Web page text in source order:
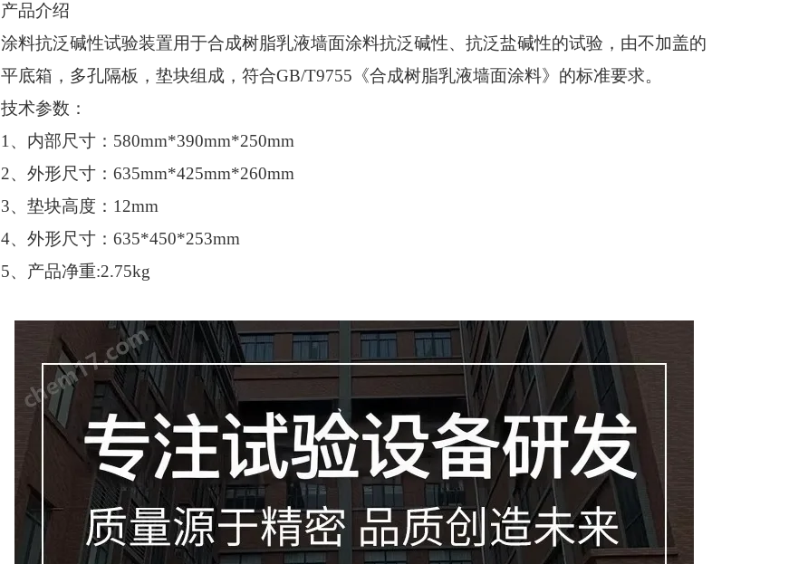
产品介绍
涂料抗泛碱性试验装置用于合成树脂乳液墙面涂料抗泛碱性、抗泛盐碱性的试验，由不加盖的
平底箱，多孔隔板，垫块组成，符合GB/T9755《合成树脂乳液墙面涂料》的标准要求。
技术参数：
1、内部尺寸：580mm*390mm*250mm
2、外形尺寸：635mm*425mm*260mm
3、垫块高度：12mm
4、外形尺寸：635*450*253mm
5、产品净重:2.75kg